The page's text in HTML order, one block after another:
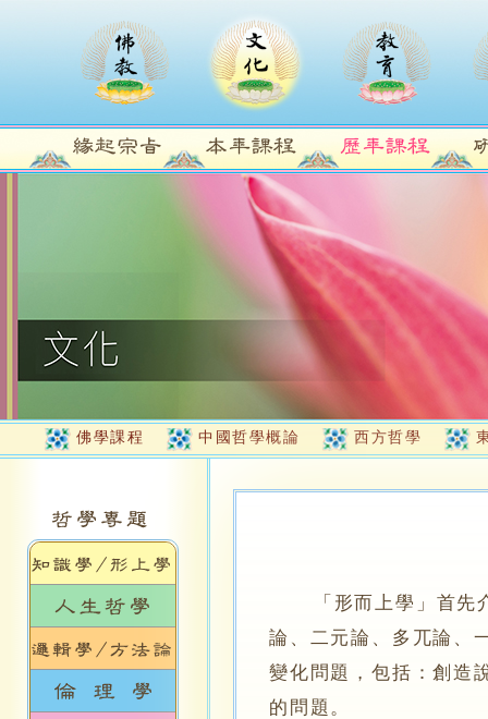
佛學課程 中國哲學概論 西方哲學
「形而上學」首
論、二元論、多兀論、
變化問題，包括：創造
的問題。